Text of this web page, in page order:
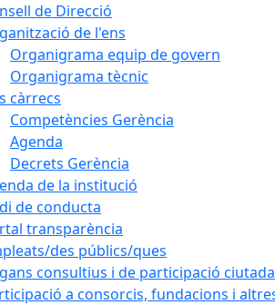
de Direcció
de l'ens
Organigrama equip de govern
Organigrama tècnic
càrrecs
Competències Gerència
Agenda
Decrets Gerència
de la institució
de conducta
transparència
des públics/ques
consultius i de participació
a consorcis, fundacions i